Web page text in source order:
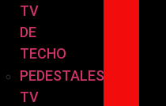
TV
DE
TECHO
PEDESTALES
TV